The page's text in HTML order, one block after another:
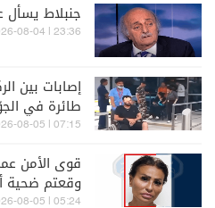
جنبلاط يسأل
23:36 | 2026-08-04
إصابات بين
طائرة في
07:15 | 2026-08-05
قوى الأمن
وقعتم ضحية
05:24 | 2026-08-05